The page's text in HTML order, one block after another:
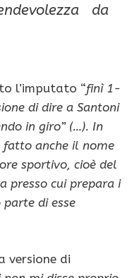
da
l’imputato “finì 1-
di dire a Santoni
in giro” (…). In
fatto anche il nome
sportivo, cioè del
presso cui prepara i
di esse
versione di